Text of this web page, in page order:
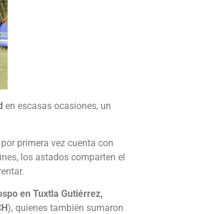
en escasas ocasiones, un
primera vez cuenta con
los astados comparten el
en Tuxtla Gutiérrez,
), quienes también sumaron